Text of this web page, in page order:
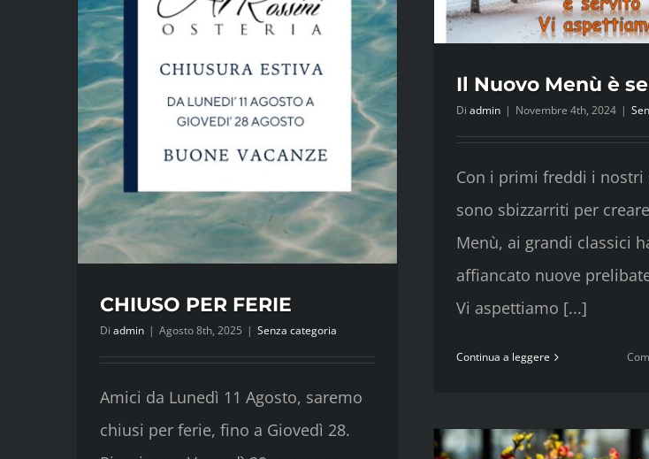
CHIUSO PER FERIE
Di admin | Agosto 8th, 2025 | Senza categoria
Amici da Lunedì 11 Agosto, saremo
chiusi per ferie, fino a Giovedì 28.
Il Nuovo Menù è
Di admin | Novembre 4th, 2024 |
Con i primi freddi i nostri
sono sbizzarriti per
Menù, ai grandi classici
affiancato nuove
Vi aspettiamo [...]
Continua a leggere